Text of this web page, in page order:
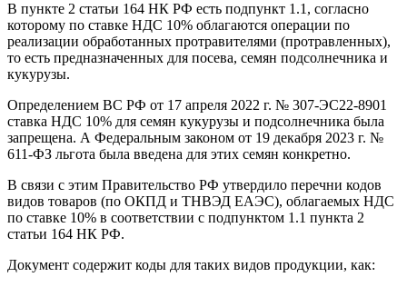
В пункте 2 статьи 164 НК РФ есть подпункт 1.1, согласно
которому по ставке НДС 10% облагаются операции по
реализации обработанных протравителями (протравленных),
то есть предназначенных для посева, семян подсолнечника и
кукурузы.
Определением ВС РФ от 17 апреля 2022 г. № 307-ЭС22-8901
ставка НДС 10% для семян кукурузы и подсолнечника была
запрещена. А Федеральным законом от 19 декабря 2023 г. №
611-ФЗ льгота была введена для этих семян конкретно.
В связи с этим Правительство РФ утвердило перечни кодов
видов товаров (по ОКПД и ТНВЭД ЕАЭС), облагаемых НДС
по ставке 10% в соответствии с подпунктом 1.1 пункта 2
статьи 164 НК РФ.
Документ содержит коды для таких видов продукции, как: